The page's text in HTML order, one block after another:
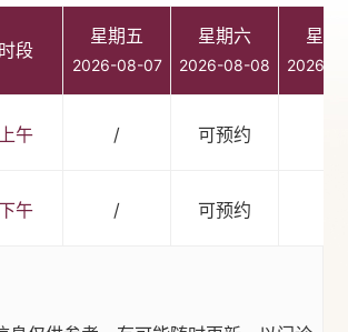
时段
星期五
2026-08-07
星期六
2026-08-08
星期
2026-
上午 / 可预约
午 / 可预约